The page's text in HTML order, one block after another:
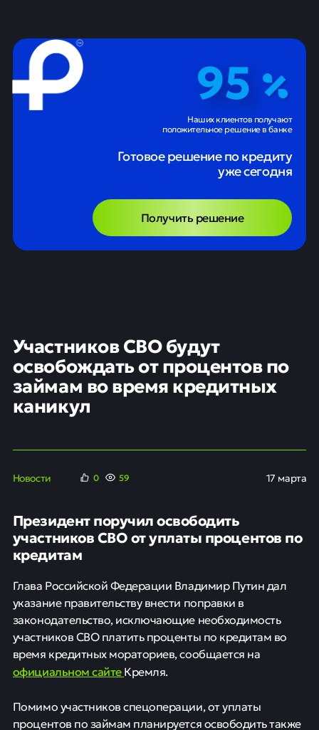
95
Наших клиентов получают
положительное решение в банке
Готовое решение по кредиту
уже сегодня
Получить решение
освобождать от процентов по
займам во время кредитных
каникул
Новости 0
Президент поручил освободить
кредитам